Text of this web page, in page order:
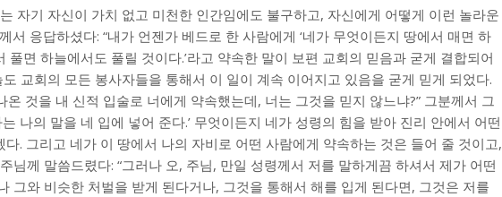
자기 자신이 가치 없고 미천한 인간임에도 불구하고, 자신에게 어떻게 이런 놀라운
서 응답하셨다: “내가 언젠가 베드로 한 사람에게 ‘네가 무엇이든지 땅에서 매면 하
면 하늘에서도 풀릴 것이다.’라고 약속한 말이 보편 교회의 믿음과 굳게 결합되어
교회의 모든 봉사자들을 통해서 이 일이 계속 이어지고 있음을 굳게 믿게 되었다.
것을 내 신적 입술로 너에게 약속했는데, 너는 그것을 믿지 않느냐?” 그분께서 그
나의 말을 네 입에 넣어 준다.’ 무엇이든지 네가 성령의 힘을 받아 진리 안에서 어떤
. 그리고 네가 이 땅에서 나의 자비로 어떤 사람에게 약속하는 것은 들어 줄 것이고,
님께 말씀드렸다: “그러나 오, 주님, 만일 성령께서 저를 말하게끔 하셔서 제가 어떤
그와 비슷한 처벌을 받게 된다거나, 그것을 통해서 해를 입게 된다면, 그것은 저를